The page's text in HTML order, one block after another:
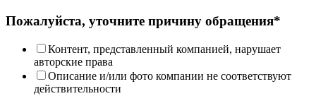
Пожалуйста, уточните причину обращения*
Контент, представленный компанией, нарушает
авторские права
Описание и/или фото компании не соответствуют
действительности